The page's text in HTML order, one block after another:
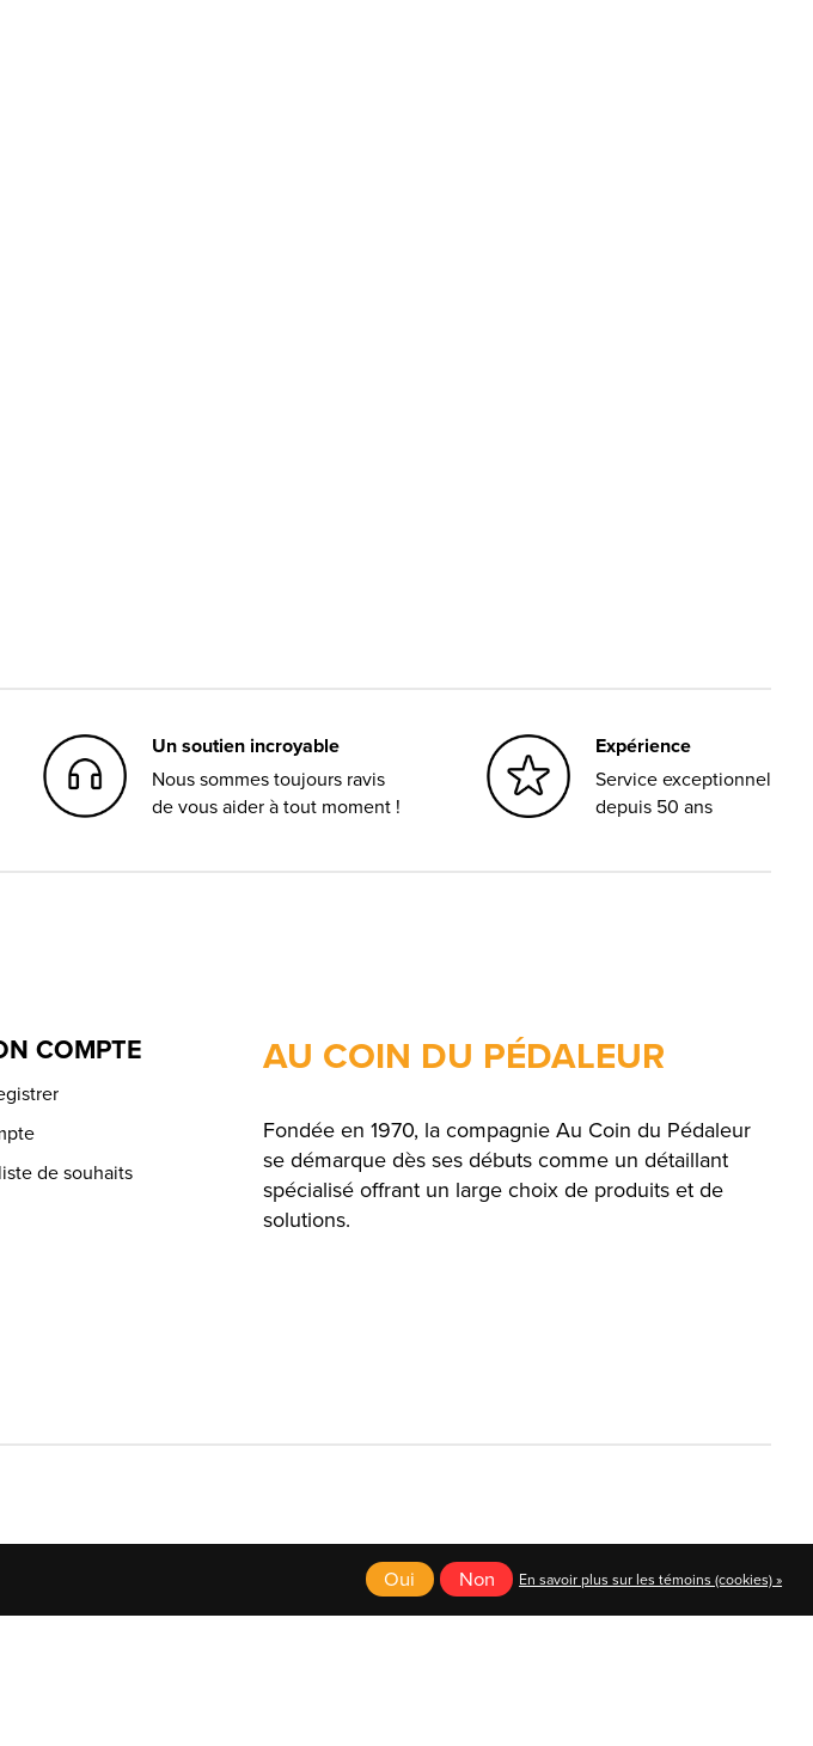
Un soutien incroyable
Nous sommes toujours ravis
de vous aider à tout moment !
Expérience
Service exceptionnel
depuis 50 ans
COMPTE
de souhaits
AU COIN DU PÉDALEUR
Fondée en 1970, la compagnie Au Coin du Pédaleur
se démarque dès ses débuts comme un détaillant
spécialisé offrant un large choix de produits et de
solutions.
English
Oui Non En savoir plus sur les témoins (cookies) »